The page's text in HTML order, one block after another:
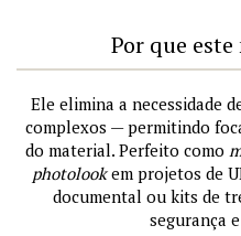
Por que
Ele elimina a necessidade
complexos — permitindo
do material. Perfeito como
photolookem projetos de
documental ou kits de
segurança